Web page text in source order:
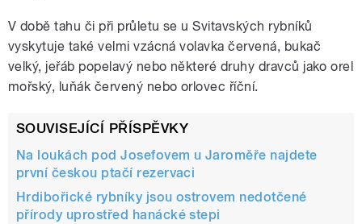
V době tahu či při průletu se u Svitavských rybníků
vyskytuje také velmi vzácná volavka červená, bukač
velký, jeřáb popelavý nebo některé druhy dravců jako orel
mořský, luňák červený nebo orlovec říční.
SOUVISEJÍCÍ PŘÍSPĚVKY
Na loukách pod Josefovem u Jaroměře najdete
první českou ptačí rezervaci
Hrdibořické rybníky jsou ostrovem nedotčené
přírody uprostřed hanácké stepi